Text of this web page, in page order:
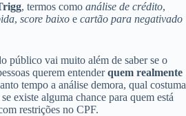
, termos como análise de crédito,
, score baixo e cartão para negativado
público vai muito além de saber se o
querem entenderquem realmente
tempo a análise demora, qual costuma
existe alguma chance para quem está
restrições no CPF.